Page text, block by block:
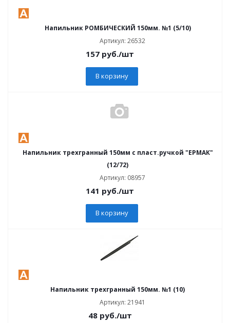
Напильник РОМБИЧЕСКИЙ 150мм. №1 (5/10)
Артикул: 26532
157 руб./шт
В корзину
Напильник трехгранный 150мм с пласт.ручкой "ЕРМАК"
(12/72)
Артикул: 08957
141 руб./шт
В корзину
Напильник трехгранный 150мм. №1 (10)
Артикул: 21941
48руб./шт